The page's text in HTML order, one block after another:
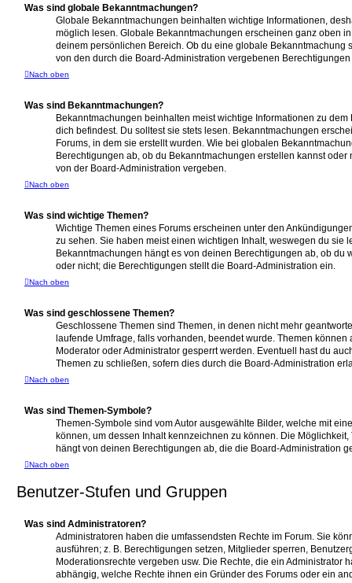
Was sind globale Bekanntmachungen?
Globale Bekanntmachungen beinhalten wichtige Informationen,
möglich lesen. Globale Bekanntmachungen erscheinen ganz oben
deinem persönlichen Bereich. Ob du eine globale Bekanntmachung
von den durch die Board-Administration vergebenen Berechtigungen
Nach oben
Was sind Bekanntmachungen?
Bekanntmachungen beinhalten meist wichtige Informationen zu
dich befindest. Du solltest sie stets lesen. Bekanntmachungen
Forums, in dem sie erstellt wurden. Wie bei globalen
Berechtigungen ab, ob du Bekanntmachungen erstellen kannst
von der Board-Administration vergeben.
Nach oben
Was sind wichtige Themen?
Wichtige Themen eines Forums erscheinen unter den
zu sehen. Sie haben meist einen wichtigen Inhalt, weswegen du sie
Bekanntmachungen hängt es von deinen Berechtigungen ab, ob du
oder nicht; die Berechtigungen stellt die Board-Administration ein.
Nach oben
Was sind geschlossene Themen?
Geschlossene Themen sind Themen, in denen nicht mehr
laufende Umfrage, falls vorhanden, beendet wurde. Themen
Moderator oder Administrator gesperrt werden. Eventuell hast du
Themen zu schließen, sofern dies durch die Board-Administration
Nach oben
Was sind Themen-Symbole?
Themen-Symbole sind vom Autor ausgewählte Bilder, welche mit
können, um dessen Inhalt kennzeichnen zu können. Die
hängt von deinen Berechtigungen ab, die die Board-Administration
Nach oben
Benutzer-Stufen und Gruppen
Was sind Administratoren?
Administratoren haben die umfassendsten Rechte im Forum. Sie
ausführen; z. B. Berechtigungen setzen, Mitglieder sperren,
Moderationsrechte vergeben usw. Die Rechte, die ein Administrator
abhängig, welche Rechte ihnen ein Gründer des Forums oder ein